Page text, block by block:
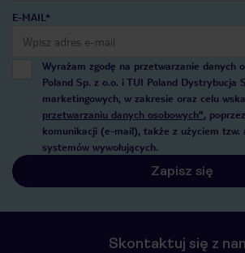
E-MAIL*
Wyrażam zgodę na przetwarzanie danych
Poland Sp. z o.o. i TUI Poland Dystrybucja
marketingowych, w zakresie oraz celu
przetwarzaniu danych osobowych”,
komunikacji (e-mail), także z użyciem tzw.
systemów wywołujących.
Zapisz się
Skontaktuj się z